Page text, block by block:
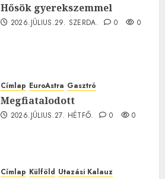
Hősök gyerekszemmel
2026.JÚLIUS.29. SZERDA. 0 0
Címlap EuroAstra Gasztró
Megfiatalodott
2026.JÚLIUS.27. HÉTFŐ. 0 0
Címlap Külföld Utazási Kalauz